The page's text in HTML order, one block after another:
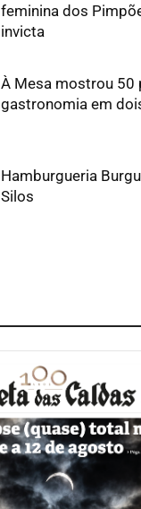
feminina dos
invicta
À Mesa mostrou 50
gastronomia em
Hamburgueria
Silos